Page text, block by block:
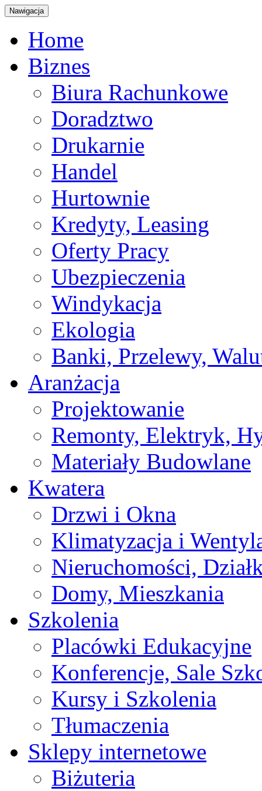
Nawigacja
Home
Biznes
Biura Rachunkowe
Doradztwo
Drukarnie
Handel
Hurtownie
Kredyty, Leasing
Oferty Pracy
Ubezpieczenia
Windykacja
Ekologia
Banki, Przelewy,
Aranżacja
Projektowanie
Remonty, Elektryk,
Materiały Budowlane
Kwatera
Drzwi i Okna
Klimatyzacja i
Nieruchomości,
Domy, Mieszkania
Szkolenia
Placówki Edukacyjne
Konferencje, Sale
Kursy i Szkolenia
Tłumaczenia
Sklepy internetowe
Biżuteria